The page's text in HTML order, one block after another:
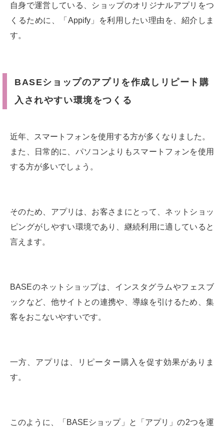
自身で運営している、ショップのオリジナルアプリをつ
くるために、「Appify」を利用したい理由を、紹介しま
す。
BASEショップのアプリを作成しリピート購
入されやすい環境をつくる
近年、スマートフォンを使用する方が多くなりました。
また、日常的に、パソコンよりもスマートフォンを使用
する方が多いでしょう。
そのため、アプリは、お客さまにとって、ネットショッ
ピングがしやすい環境であり、継続利用に適していると
言えます。
BASEのネットショップは、インスタグラムやフェスブ
ックなど、他サイトとの連携や、導線を引けるため、集
客をおこないやすいです。
一方、アプリは、リピーター購入を促す効果がありま
す。
このように、「BASEショップ」と「アプリ」の2つを運